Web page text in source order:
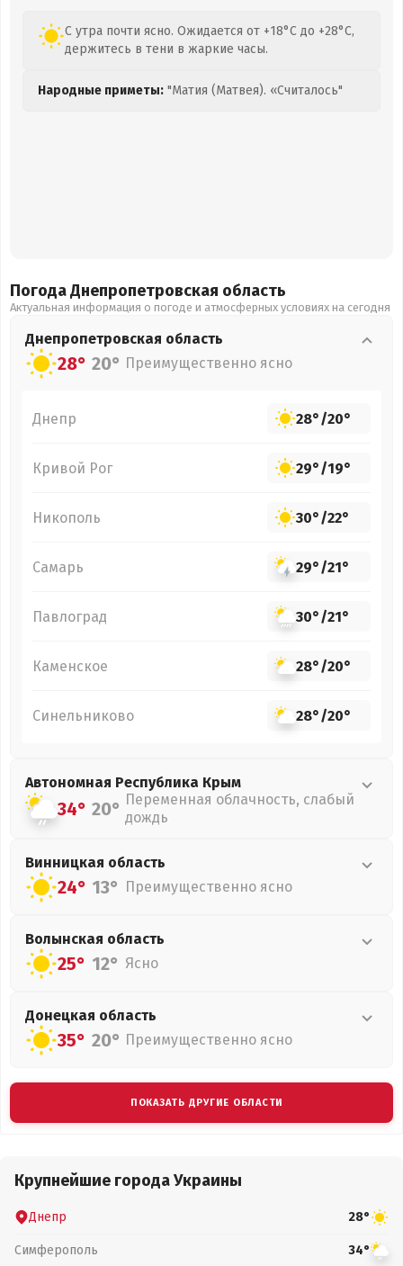
С утра почти ясно. Ожидается от +18°C до +28°C,
держитесь в тени в жаркие часы.
Народные приметы: "Матия (Матвея). «Считалось"
Погода Днепропетровская область
Актуальная информация о погоде и атмосферных условиях на сегодня
Днепропетровская область
28° 20° Преимущественно ясно
Днепр 28°/20°
Кривой Рог 29°/19°
Никополь 30°/22°
Самарь 29°/21°
Павлоград 30°/21°
Каменское 28°/20°
Синельниково 28°/20°
Автономная Республика Крым
34° 20° Переменная облачность, слабый
дождь
Винницкая область
24° 13° Преимущественно ясно
Волынская область
25° 12° Ясно
Донецкая область
35° 20° Преимущественно ясно
ПОКАЗАТЬ ДРУГИЕ ОБЛАСТИ
Крупнейшие города Украины
Днепр 28°
Симферополь 34°